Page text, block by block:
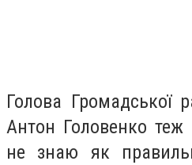
Голова Громадської
Антон Головенко теж
не знаю як